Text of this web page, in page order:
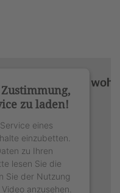
zu laden!
eines
einzubetten.
zu Ihren
lesen Sie die
Sie der Nutzung
anzusehen.